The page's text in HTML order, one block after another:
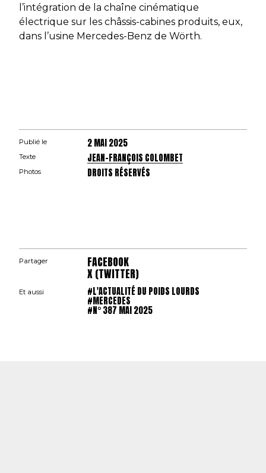
l’intégration de la chaîne cinématique
électrique sur les châssis-cabines produits, eux,
dans l’usine Mercedes-Benz de Wörth.
Publié le 2 MAI 2025
Texte JEAN-FRANÇOIS COLOMBET
Photos DROITS RÉSERVÉS
Partager FACEBOOK
X (TWITTER)
Et aussi #L'ACTUALITÉ DU POIDS LOURDS
#MERCEDES
#N° 387 MAI 2025